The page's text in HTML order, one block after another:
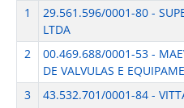
1
29.561.596/0001-80 -
LTDA
2
00.469.688/0001-53 -
DE VALVULAS E
3
43.532.701/0001-84 -